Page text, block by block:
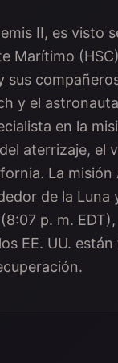
II, es visto
Marítimo
sus
y el
en la
aterrizaje, el
La misión
de la Luna
p. m.
EE. UU.